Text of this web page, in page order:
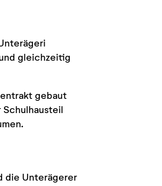
gleichzeitig
gebaut
die Unterägerer